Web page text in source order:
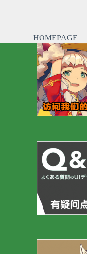
HOMEPAGE